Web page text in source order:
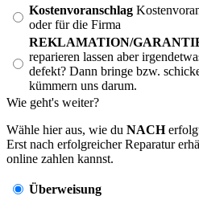
Kostenvoranschlag
oder für die Firma
REKLAMATION/
reparieren lassen aber
defekt? Dann bringe bzw.
kümmern uns darum.
Wie geht's weiter?
Wähle hier aus, wie du NACH
Erst nach erfolgreicher Reparatur
online zahlen kannst.
Überweisung